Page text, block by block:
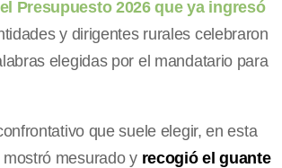
Presupuesto 2026 que ya ingresó
y dirigentes rurales celebraron
elegidas por el mandatario para
que suele elegir, en esta
mesurado y recogió el guante